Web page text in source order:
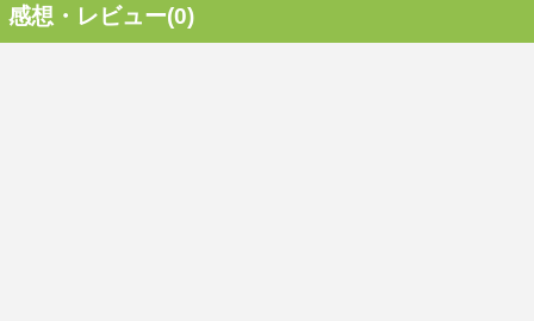
感想・レビュー(0)